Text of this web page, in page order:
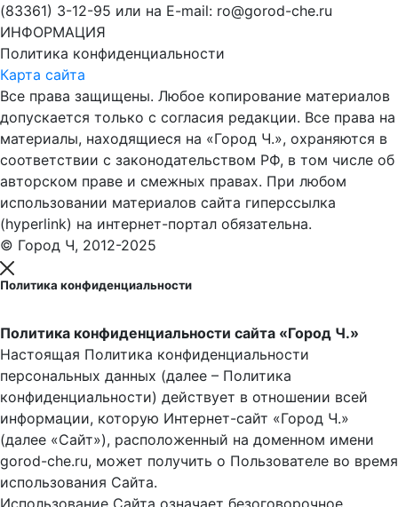
(83361) 3-12-95 или на E-mail: ro@gorod-che.ru
ИНФОРМАЦИЯ
Политика конфиденциальности
Карта сайта
Все права защищены. Любое копирование материалов
допускается только с согласия редакции. Все права на
материалы, находящиеся на «Город Ч.», охраняются в
соответствии с законодательством РФ, в том числе об
авторском праве и смежных правах. При любом
использовании материалов сайта гиперссылка
(hyperlink) на интернет-портал обязательна.
© Город Ч, 2012-2025
Политика конфиденциальности
Политика конфиденциальности сайта «Город Ч.»
Настоящая Политика конфиденциальности
персональных данных (далее – Политика
конфиденциальности) действует в отношении всей
информации, которую Интернет-сайт «Город Ч.»
(далее «Сайт»), расположенный на доменном имени
gorod-che.ru, может получить о Пользователе во время
использования Cайта.